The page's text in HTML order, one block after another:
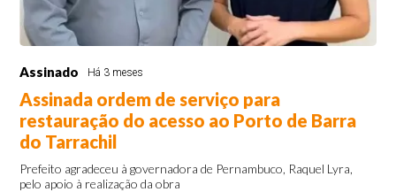
Assinado Há 3 meses
Assinada ordem de serviço para
restauração do acesso ao Porto de Barra
do Tarrachil
Prefeito agradeceu à governadora de Pernambuco, Raquel Lyra,
pelo apoio à realização da obra